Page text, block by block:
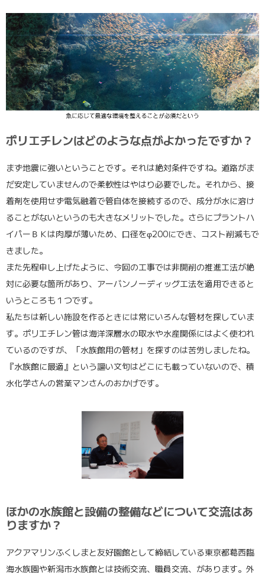
ポリエチレンはどのような点がよかったですか？
まず地震に強いということです。それは絶対条件ですね。道路がま
だ安定していませんので柔軟性はやはり必要でした。それから、接
着剤を使用せず電気融着で管自体を接続するので、成分が水に溶け
ることがないというのも大きなメリットでした。さらにプラントハ
イパーＢＫは肉厚が薄いため、口径をφ200にでき、コスト削減もで
きました。
また先程申し上げたように、今回の工事では非開削の推進工法が絶
対に必要な箇所があり、アーバンノーディッグ工法を適用できると
いうところも１つです。
私たちは新しい施設を作るときには常にいろんな管材を探していま
す。ポリエチレン管は海洋深層水の取水や水産関係にはよく使われ
ているのですが、「水族館用の管材」を探すのは苦労しましたね。
『水族館に最適』という謳い文句はどこにも載っていないので、積
水化学さんの営業マンさんのおかげです。
ほかの水族館と設備の整備などについて交流はあ
りますか？
アクアマリンふくしまと友好園館として締結している東京都葛西臨
海水族園や新潟市水族館とは技術交流、職員交流、があります。外